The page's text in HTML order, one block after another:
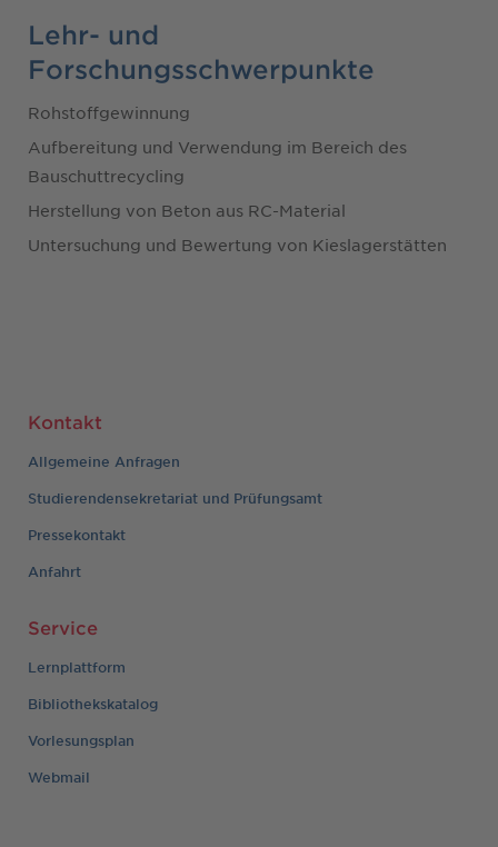
Lehr- und
Forschungsschwerpunkte
Rohstoffgewinnung
Aufbereitung und Verwendung im Bereich des
Bauschuttrecycling
Herstellung von Beton aus RC-Material
Untersuchung und Bewertung von Kieslagerstätten
Kontakt
Allgemeine Anfragen
Studierendensekretariat und Prüfungsamt
Pressekontakt
Anfahrt
Service
Lernplattform
Bibliothekskatalog
Vorlesungsplan
Webmail